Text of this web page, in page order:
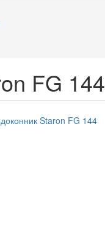
FG 144